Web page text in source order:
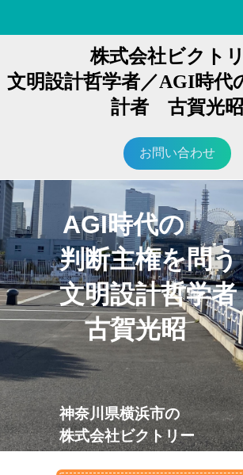
株式会社ビクト
文明設計哲学者／AGI時代
計者 古賀光昭
お問い合わせ
AGI時代の
判断主権を問う
文明設計哲学者
古賀光昭
神奈川県横浜市の
株式会社ビクトリー